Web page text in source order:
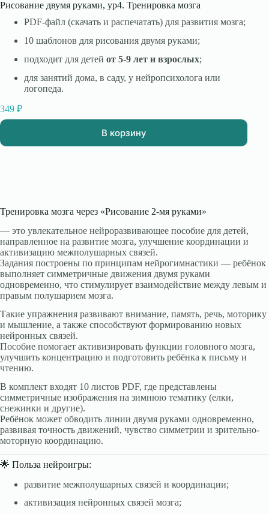
Рисование двумя руками, ур4. Тренировка мозга
PDF-файл (скачать и распечатать) для развития мозга;
10 шаблонов для рисования двумя руками;
подходит для детей от 5-9 лет и взрослых;
для занятий дома, в саду, у нейропсихолога или
логопеда.
349 ₽
В корзину
Тренировка мозга через «Рисование 2-мя руками»
— это увлекательное нейроразвивающее пособие для детей,
направленное на развитие мозга, улучшение координации и
активизацию межполушарных связей.
Задания построены по принципам нейрогимнастики — ребёнок
выполняет симметричные движения двумя руками
одновременно, что стимулирует взаимодействие между левым и
правым полушарием мозга.
Такие упражнения развивают внимание, память, речь, моторику
и мышление, а также способствуют формированию новых
нейронных связей.
Пособие помогает активизировать функции головного мозга,
улучшить концентрацию и подготовить ребёнка к письму и
чтению.
В комплект входят 10 листов PDF, где представлены
симметричные изображения на зимнюю тематику (елки,
снежинки и другие).
Ребёнок может обводить линии двумя руками одновременно,
развивая точность движений, чувство симметрии и зрительно-
моторную координацию.
🌟 Польза нейроигры:
развитие межполушарных связей и координации;
активизация нейронных связей мозга;